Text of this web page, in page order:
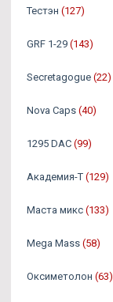
Тестэн (127)
GRF 1-29 (143)
Secretagogue (22)
Nova Caps (40)
1295 DAC (99)
Академия-Т (129)
Маста микс (133)
Mega Mass (58)
Оксиметолон (63)